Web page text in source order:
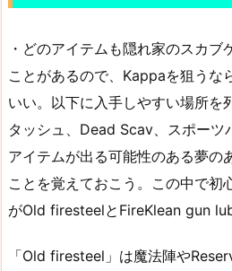
・どのアイテムも隠れ家のスカブ
ことがあるので、Kappaを狙うな
いい。以下に入手しやすい場所を
タッシュ、Dead Scav、スポーツ
アイテムが出る可能性のある夢の
ことを覚えておこう。この中で初
がOld firesteelとFireKlean gun
「Old firesteel」は魔法陣や